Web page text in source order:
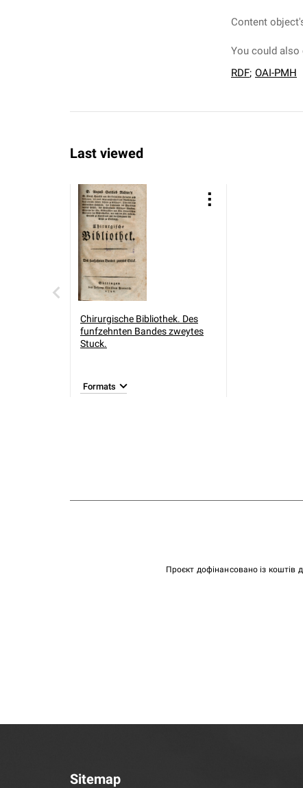
Content
You could
RDF; OAI-PMH
Last viewed
Chirurgische Bibliothek. Des
funfzehnten Bandes zweytes
Stuck.
Formats
Проєкт дофінансовано із
Sitemap